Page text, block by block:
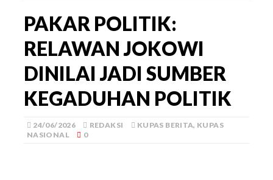
PAKAR POLITIK:
RELAWAN JOKOWI
DINILAI JADI SUMBER
KEGADUHAN POLITIK
24/06/2026 REDAKSI KUPAS BERITA, KUPAS
NASIONAL
0